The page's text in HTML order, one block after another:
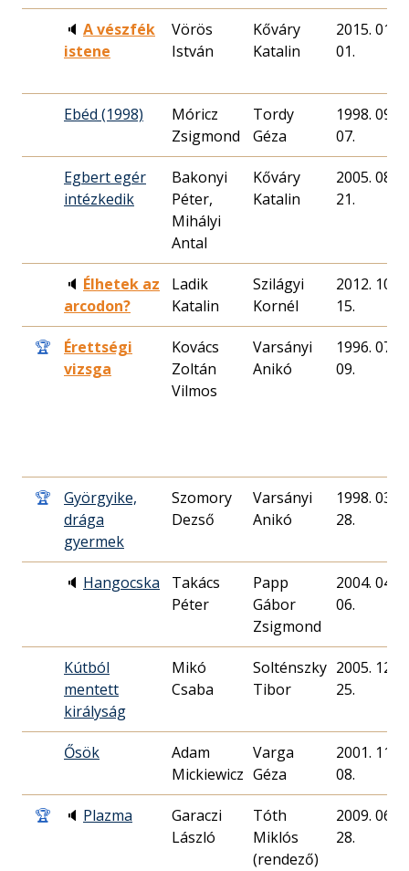
🔈 A vészfék
istene
Vörös
István
Kőváry
Katalin
2015. 01.
01.
Ebéd (1998)
Móricz
Zsigmond
Tordy
Géza
1998. 09.
07.
Egbert egér
intézkedik
Bakonyi
Péter,
Mihályi
Antal
Kőváry
Katalin
2005. 08.
21.
🔈 Élhetek az
arcodon?
Ladik
Katalin
Szilágyi
Kornél
2012. 10.
15.
🏆
Érettségi
vizsga
Kovács
Zoltán
Vilmos
Varsányi
Anikó
1996. 07.
09.
🏆
Györgyike,
drága
gyermek
Szomory
Dezső
Varsányi
Anikó
1998. 03.
28.
🔈 Hangocska
Takács
Péter
Papp
Gábor
Zsigmond
2004. 04.
06.
Kútból
mentett
királyság
Mikó
Csaba
Solténszky
Tibor
2005. 12.
25.
Ősök
Adam
Mickiewicz
Varga
Géza
2001. 11.
08.
🏆 🔈 Plazma
Garaczi
László
Tóth
Miklós
(rendező)
2009. 06.
28.